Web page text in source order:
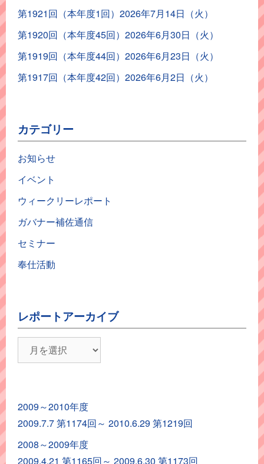
第1921回（本年度1回）2026年7月14日（火）
第1920回（本年度45回）2026年6月30日（火）
第1919回（本年度44回）2026年6月23日（火）
第1917回（本年度42回）2026年6月2日（火）
カテゴリー
お知らせ
イベント
ウィークリーレポート
ガバナー補佐通信
セミナー
奉仕活動
レポートアーカイブ
ポ
ア
ー
カ
イ
2009～2010年度
2009.7.7 第1174回～ 2010.6.29 第1219回
2008～2009年度
2009.4.21 第1165回～ 2009.6.30 第1173回